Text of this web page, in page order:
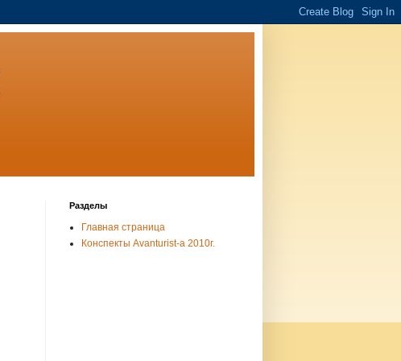
Разделы
Главная страница
Конспекты Avanturist-а 2010г.